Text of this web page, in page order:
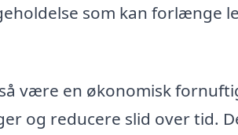
som kan forlænge
være en økonomisk
og reducere slid over tid.